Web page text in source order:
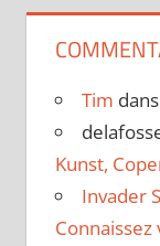
Tim dans
Kunst,
Invader
Connaissez